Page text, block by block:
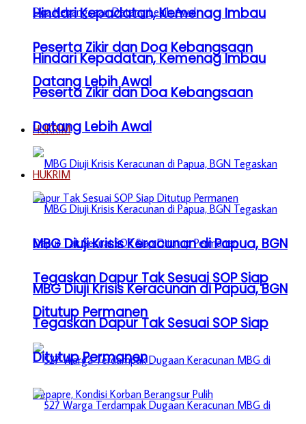
Hindari Kepadatan, Kemenag Imbau
Peserta Zikir dan Doa Kebangsaan
Datang Lebih Awal
HUKRIM
MBG Diuji Krisis Keracunan di Papua, BGN
Tegaskan Dapur Tak Sesuai SOP Siap
Ditutup Permanen
Hindari Kepadatan, Kemenag Imbau
Peserta Zikir dan Doa Kebangsaan
Datang Lebih Awal
HUKRIM
MBG Diuji Krisis Keracunan di Papua, BGN
Tegaskan Dapur Tak Sesuai SOP Siap
Ditutup Permanen